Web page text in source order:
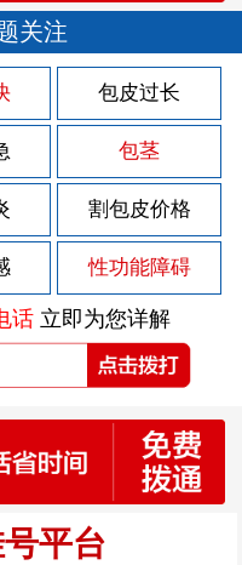
关注
包皮过长
包茎
割包皮价格
性功能障碍
话立即为您详解
平台